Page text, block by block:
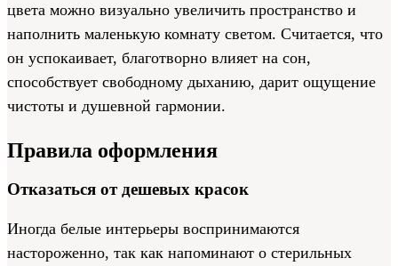
цвета можно визуально увеличить пространство и
наполнить маленькую комнату светом. Считается, что
он успокаивает, благотворно влияет на сон,
способствует свободному дыханию, дарит ощущение
чистоты и душевной гармонии.
Правила оформления
Отказаться от дешевых красок
Иногда белые интерьеры воспринимаются
настороженно, так как напоминают о стерильных